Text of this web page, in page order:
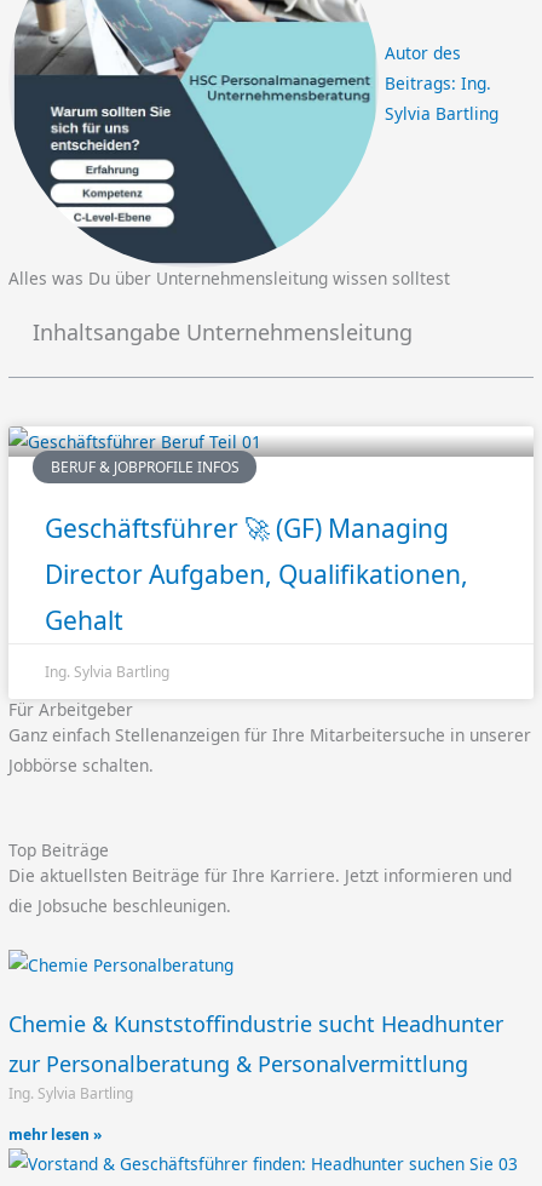
Autor des
Beitrags: Ing.
Sylvia Bartling
Alles was Du über Unternehmensleitung wissen solltest
Inhaltsangabe Unternehmensleitung
BERUF & JOBPROFILE INFOS
Geschäftsführer 🚀 (GF) Managing
Director Aufgaben, Qualifikationen,
Gehalt
Ing. Sylvia Bartling
Für Arbeitgeber
Ganz einfach Stellenanzeigen für Ihre Mitarbeitersuche in unserer
Jobbörse schalten.
Top Beiträge
Die aktuellsten Beiträge für Ihre Karriere. Jetzt informieren und
die Jobsuche beschleunigen.
Chemie & Kunststoffindustrie sucht Headhunter
zur Personalberatung & Personalvermittlung
Ing. Sylvia Bartling
mehr lesen »